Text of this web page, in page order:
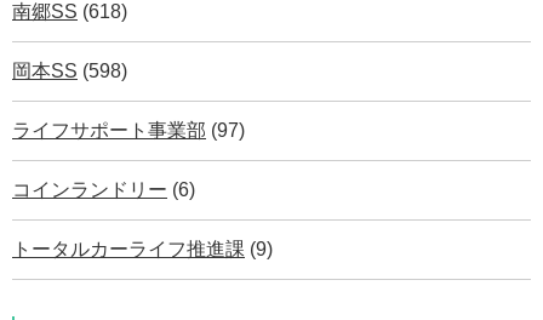
南郷SS (618)
岡本SS (598)
ライフサポート事業部 (97)
コインランドリー (6)
トータルカーライフ推進課 (9)